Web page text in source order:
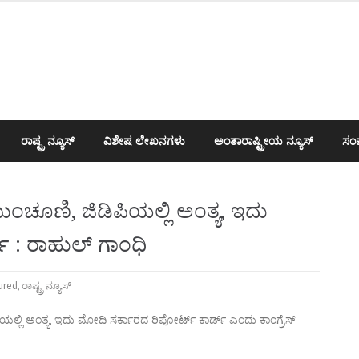
ರಾಷ್ಟ್ರ ನ್ಯೂಸ್ ವಿಶೇಷ ಲೇಖನಗಳು ಅಂತಾರಾಷ್ಟ್ರೀಯ ನ್ಯೂಸ್
ಜಿಡಿಪಿಯಲ್ಲಿ ಅಂತ್ಯ, ಇದು
ರಾಹುಲ್‌ ಗಾಂಧಿ
,ರಾಷ್ಟ್ರ ನ್ಯೂಸ್
ಅಂತ್ಯ, ಇದು ಮೋದಿ ಸರ್ಕಾರದ ರಿಪೋರ್ಟ್ ಕಾರ್ಡ್ ಎಂದು ಕಾಂಗ್ರೆಸ್‌